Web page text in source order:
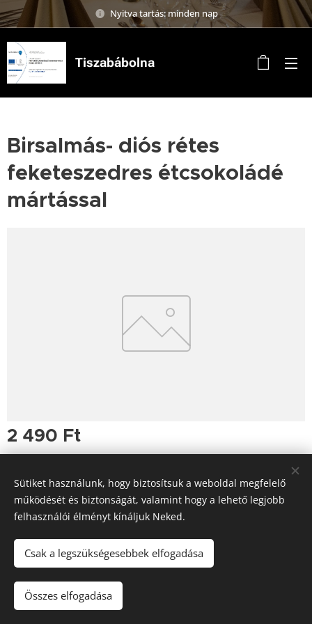
Nyitva tartás: minden nap
Tiszabábolna
Birsalmás- diós rétes
feketeszedres étcsokoládé
mártással
2 490 Ft
Tutajos Vendéglő / A Tutajos házhoz viszi a minőséget
Információk
Sütik
Sütiket használunk, hogy biztosítsuk a weboldal megfelelő
működését és biztonságát, valamint hogy a lehető legjobb
felhasználói élményt kínáljuk Neked.
Csak a legszükségesebbek elfogadása
Összes elfogadása